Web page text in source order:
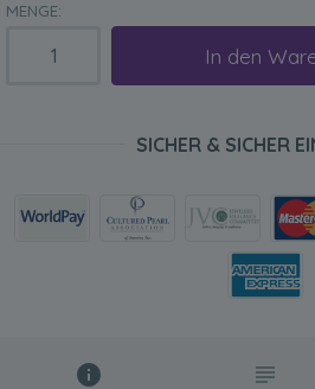
MENGE:
In den
SICHER & SICHER